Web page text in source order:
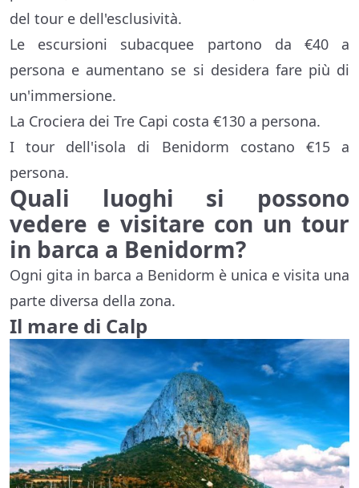
del tour e dell'esclusività.
Le escursioni subacquee partono da €40 a
persona e aumentano se si desidera fare più di
un'immersione.
La Crociera dei Tre Capi costa €130 a persona.
I tour dell'isola di Benidorm costano €15 a
persona.
Quali luoghi si possono
vedere e visitare con un tour
in barca a Benidorm?
Ogni gita in barca a Benidorm è unica e visita una
parte diversa della zona.
Il mare di Calp